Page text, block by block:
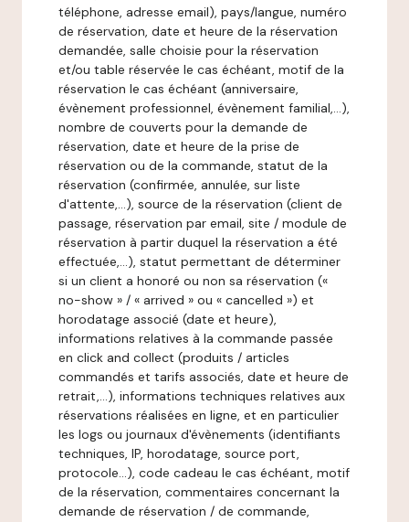
téléphone, adresse email), pays/langue, numéro
de réservation, date et heure de la réservation
demandée, salle choisie pour la réservation
et/ou table réservée le cas échéant, motif de la
réservation le cas échéant (anniversaire,
évènement professionnel, évènement familial,…),
nombre de couverts pour la demande de
réservation, date et heure de la prise de
réservation ou de la commande, statut de la
réservation (confirmée, annulée, sur liste
d'attente,…), source de la réservation (client de
passage, réservation par email, site / module de
réservation à partir duquel la réservation a été
effectuée,…), statut permettant de déterminer
si un client a honoré ou non sa réservation («
no-show » / « arrived » ou « cancelled ») et
horodatage associé (date et heure),
informations relatives à la commande passée
en click and collect (produits / articles
commandés et tarifs associés, date et heure de
retrait,…), informations techniques relatives aux
réservations réalisées en ligne, et en particulier
les logs ou journaux d'évènements (identifiants
techniques, IP, horodatage, source port,
protocole…), code cadeau le cas échéant, motif
de la réservation, commentaires concernant la
demande de réservation / de commande,